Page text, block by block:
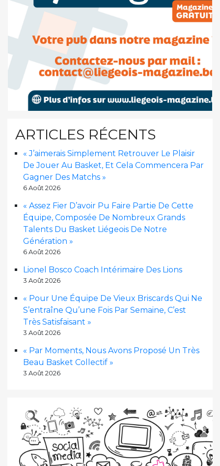
ARTICLES RÉCENTS
« J’aimerais Simplement Retrouver Le Plaisir
De Jouer Au Basket, Et Cela Commencera Par
Gagner Des Matchs »
6 Août 2026
« Assez Fier D’avoir Pu Faire Partie De Cette
Équipe, Composée De Nombreux Grands
Talents Du Basket Liégeois De Notre
Génération »
6 Août 2026
Lionel Bosco Coach Intérimaire Des Lions
3 Août 2026
« Pour Une Équipe De Vieux Briscards Qui Ne
S’entraîne Qu’une Fois Par Semaine, C’est
Très Satisfaisant »
3 Août 2026
« Par Moments, Nous Avons Proposé Un Très
Beau Basket Collectif »
3 Août 2026